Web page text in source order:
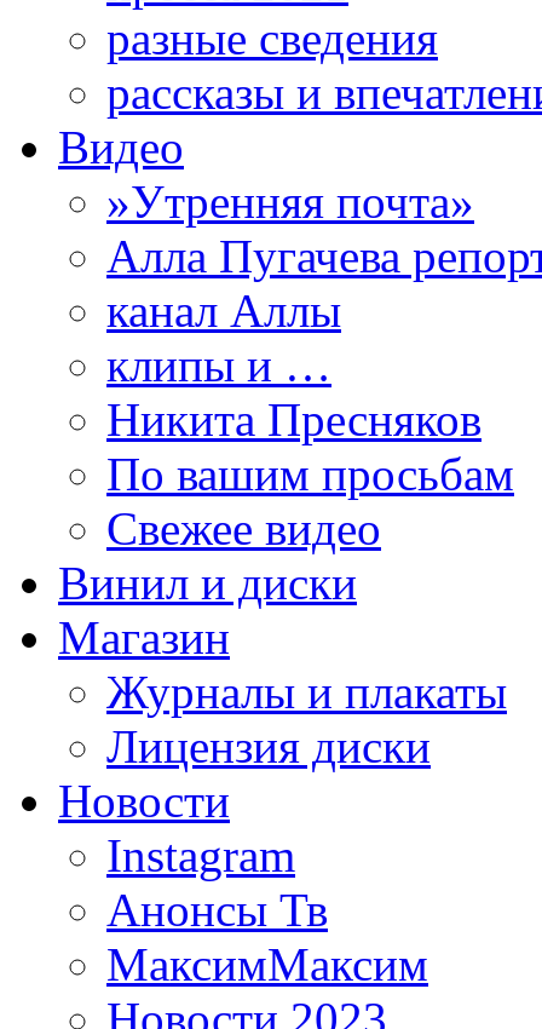
разные сведения
рассказы и
Видео
»Утренняя почта»
Алла Пугачева
канал Аллы
клипы и …
Никита Пресняков
По вашим просьбам
Свежее видео
Винил и диски
Магазин
Журналы и плакаты
Лицензия диски
Новости
Instagram
Анонсы Тв
МаксимМаксим
Новости 2023